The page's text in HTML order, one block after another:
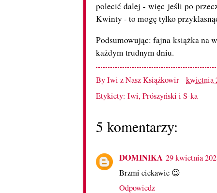
polecić dalej - więc jeśli po
Kwinty - to mogę tylko
Podsumowując: fajna książka na
każdym trudnym dniu.
ByIwi z Nasz Książkowir- kwietnia
Etykiety: Iwi,Prószyński i S-ka
5 komentarzy:
DOMINIKA 29 kwietnia
Brzmi ciekawie 😉
Odpowiedz